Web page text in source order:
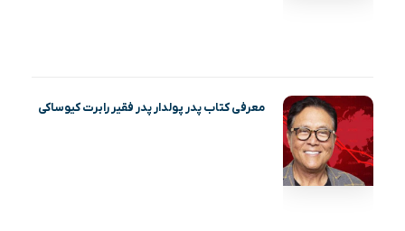
معرفی کتاب پدر پولدار پدر فقیر رابرت کیوساکی